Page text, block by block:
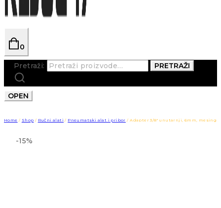
0
Pretraži: PRETRAŽI
OPEN
Home / Shop / Ručni alati / Pneumatski alat i pribor / Adapter 3/8″ unutarnji, 6mm, mesing
-15%